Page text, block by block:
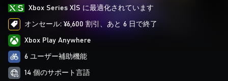
Xbox Series X|S に最適化されています
オンセール: ¥6,600 割引、あと 6 日で終了
Xbox Play Anywhere
6 ユーザー補助機能
14 個のサポート言語